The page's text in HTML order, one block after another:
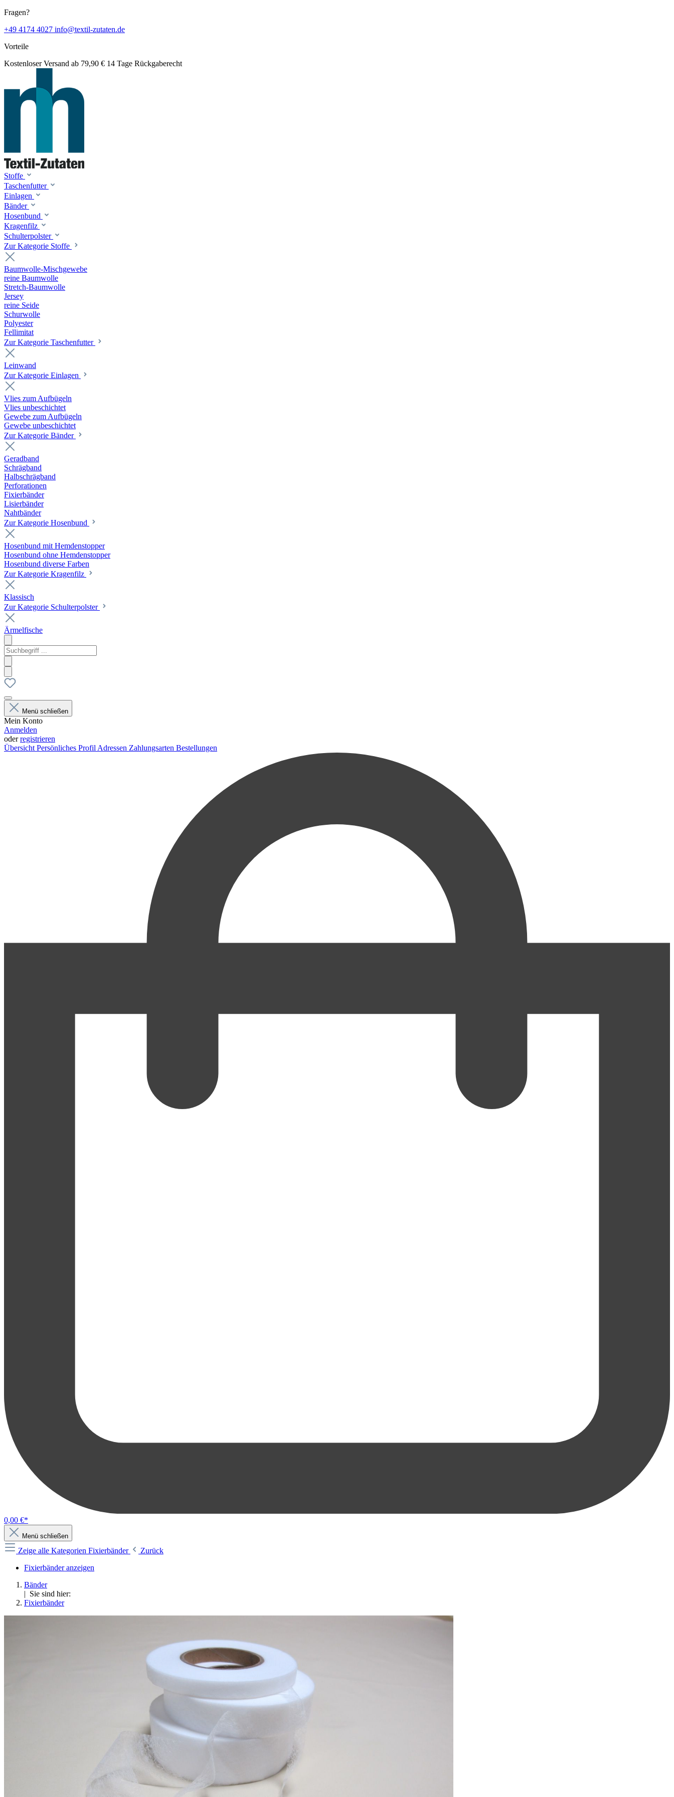
Fragen?
+49 4174 4027 info@textil-zutaten.de
Vorteile
Kostenloser Versand ab 79,90 € 14 Tage Rückgaberecht
Stoffe
Taschenfutter
Einlagen
Bänder
Hosenbund
Kragenfilz
Schulterpolster
Zur Kategorie Stoffe
Baumwolle-Mischgewebe
reine Baumwolle
Stretch-Baumwolle
Jersey
reine Seide
Schurwolle
Polyester
Fellimitat
Zur Kategorie Taschenfutter
Leinwand
Zur Kategorie Einlagen
Vlies zum Aufbügeln
Vlies unbeschichtet
Gewebe zum Aufbügeln
Gewebe unbeschichtet
Zur Kategorie Bänder
Geradband
Schrägband
Halbschrägband
Perforationen
Fixierbänder
Lisierbänder
Nahtbänder
Zur Kategorie Hosenbund
Hosenbund mit Hemdenstopper
Hosenbund ohne Hemdenstopper
Hosenbund diverse Farben
Zur Kategorie Kragenfilz
Klassisch
Zur Kategorie Schulterpolster
Ärmelfische
Menü schließen
Mein Konto
Anmelden
oderregistrieren
Übersicht Persönliches Profil Adressen Zahlungsarten Bestellungen
0,00 €*
Menü schließen
Zeige alle Kategorien Fixierbänder
Zurück
Fixierbänder anzeigen
Bänder
| Sie sind hier:
Fixierbänder